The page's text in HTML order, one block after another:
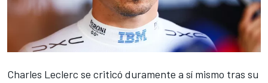
Charles Leclerc se criticó duramente a sí mismo tras su